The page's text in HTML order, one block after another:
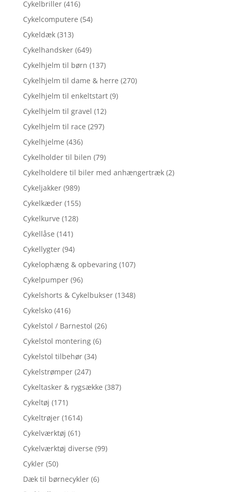
Cykelbriller (416)
Cykelcomputere (54)
Cykeldæk (313)
Cykelhandsker (649)
Cykelhjelm til børn (137)
Cykelhjelm til dame & herre (270)
Cykelhjelm til enkeltstart (9)
Cykelhjelm til gravel (12)
Cykelhjelm til race (297)
Cykelhjelme (436)
Cykelholder til bilen (79)
Cykelholdere til biler med anhængertræk (2)
Cykeljakker (989)
Cykelkæder (155)
Cykelkurve (128)
Cykellåse (141)
Cykellygter (94)
Cykelophæng & opbevaring (107)
Cykelpumper (96)
Cykelshorts & Cykelbukser (1348)
Cykelsko (416)
Cykelstol / Barnestol (26)
Cykelstol montering (6)
Cykelstol tilbehør (34)
Cykelstrømper (247)
Cykeltasker & rygsække (387)
Cykeltøj (171)
Cykeltrøjer (1614)
Cykelværktøj (61)
Cykelværktøj diverse (99)
Cykler (50)
Dæk til børnecykler (6)